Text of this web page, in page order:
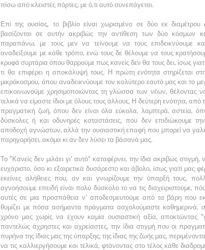
πίσω από κλειστές πόρτες, με ό,τι αυτό συνεπάγεται.
Επί της ουσίας, το βιβλίο είναι χωρισμένο σε δύο εκ διαμέτρου
βασίζονται σε αυτήν ακριβώς την αντίθεση των δύο
παραπάνω, με τους μεν να τείνουμε να τους επιδεικνύουμε
αναδείξουμε με κάθε τρόπο, ενώ τους δε θέλουμε να τους
κρυφά συρτάρια όπου θαρρούμε πως κανείς δεν θα τους δει, ίσως
τι θα επιφέρει η αποκάλυψή τους. Η πρώτη ενότητα στηρίζεται
μικρόκοσμου, όπου αναδεικνύουμε τον καλύτερο εαυτό μας και το
επικοινωνούμε χρησιμοποιώντας τη γλώσσα των νέων, θέλοντας
τελικά να είμαστε ίδιοι με όλους τους άλλους. Η δεύτερη ενότητα, από
πραγματική ζωή, όπου δεν είναι όλα εύκολα, λαμπερά, αστεία,
δύσκολες ή και οδυνηρές καταστάσεις, που δεν επιδιώκουμε
αποδοχή αγνώστων, αλλά την ουσιαστική επαφή που μπορεί να
παρηγορήσει, ακόμα κι αν δεν λύσει τα βάσανά μας.
Το "Κανείς δεν μιλάει γι' αυτό" καταφέρνει, την ίδια ακριβώς στιγμή,
ευχάριστο, όσο κι εξαιρετικά δυσάρεστο και άβολο, ίσως γιατί μας
εκείνες αλήθειες που, αν και γνωρίζουμε την ύπαρξή τους,
αγνοήσουμε επειδή είναι πολύ δύσκολο το να τις διαχειριστούμε,
αυτές σε μια προσπάθεια ν' αποδεσμευτούμε από τα βάρη που
θυμίζει με πόσα ασήμαντα πράγματα ασχολούμαστε καθημερινά,
χρόνο μας χωρίς να έχουν καμία ουσιαστική αξία, αποκτώντας
παντελώς άχρηστες και αχρείαστες, την ίδια στιγμή που οι
πυρήνα της ίδιας μας της ύπαρξης, της ίδιας της ζωής μας,
να τις καλλιεργήσουμε και τελικά, φτάνοντας στο τέλος κάθε